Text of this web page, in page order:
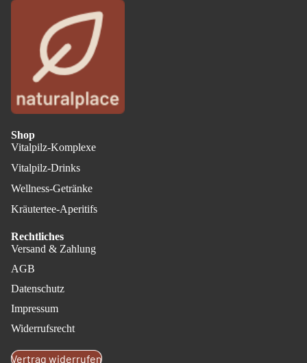
Shop
Vitalpilz-Komplexe
Vitalpilz-Drinks
Wellness-Getränke
Kräutertee-Aperitifs
Rechtliches
Versand & Zahlung
AGB
Datenschutz
Impressum
Widerrufsrecht
Vertrag widerrufen
Widerrufsrecht